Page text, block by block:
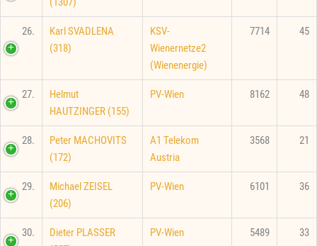
26.
Karl SVADLENA
(318)
KSV-
Wienernetze2
(Wienenergie)
7714 45
27.
Helmut
HAUTZINGER (155)
PV-Wien 8162 48
28.
Peter MACHOVITS
(172)
A1 Telekom
Austria
3568 21
29.
Michael ZEISEL
(206)
PV-Wien 6101 36
30.
Dieter PLASSER
PV-Wien 5489 33